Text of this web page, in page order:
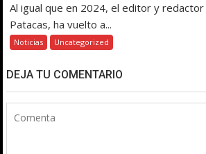
Al igual que en 2024, el editor y redactor
Patacas, ha vuelto a...
Noticias Uncategorized
DEJA TU COMENTARIO